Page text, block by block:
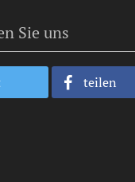
Sie uns
teilen